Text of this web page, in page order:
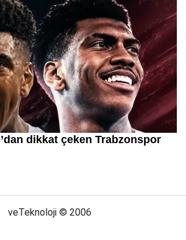
veTeknoloji © 2006